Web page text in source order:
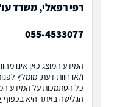
רפי רפאלי, משרד
055-4533077
המידע המוצג כאן אינו
ו/או חוות דעת, מומלץ
כל הסתמכות על המידע
הגלישה באתר היא בכפוף